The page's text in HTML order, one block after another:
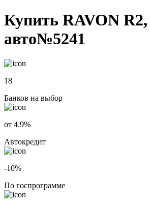
Купить RAVON R2,
авто№5241
18
Банков на выбор
от 4.9%
Автокредит
-10%
По госпрограмме